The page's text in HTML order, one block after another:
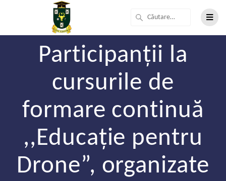
Participanții la
cursurile de
formare continuă
,,Educație pentru
Drone”, organizate